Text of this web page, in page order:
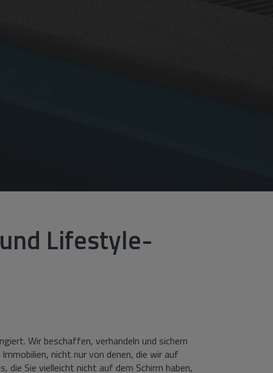
Lifestyle-
Wir beschaffen, verhandeln und sichern
nicht nur von denen, die wir auf
die Sie vielleicht nicht auf dem Schirm haben,